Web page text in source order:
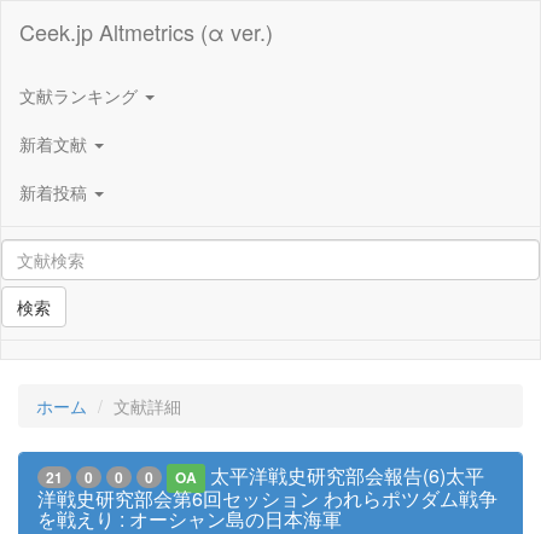
Ceek.jp Altmetrics (α ver.)
文献ランキング
新着文献
新着投稿
検索
ホーム 文献詳細
21 0 0 0 OA
太平洋戦史研究部会報告(6)太平
洋戦史研究部会第6回セッション われらポツダム戦争
を戦えり : オーシャン島の日本海軍